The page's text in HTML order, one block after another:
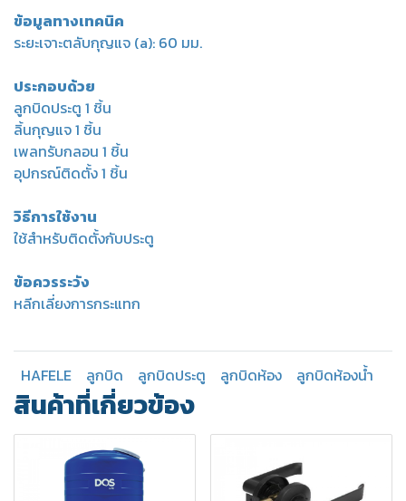
ข้อมูลทางเทคนิค
ระยะเจาะตลับกุญแจ (a): 60 มม.
ประกอบด้วย
ลูกบิดประตู 1 ชิ้น
ลิ้นกุญแจ 1 ชิ้น
เพลทรับกลอน 1 ชิ้น
อุปกรณ์ติดตั้ง 1 ชิ้น
วิธีการใช้งาน
ใช้สำหรับติดตั้งกับประตู
ข้อควรระวัง
หลีกเลี่ยงการกระแทก
HAFELE ลูกบิด ลูกบิดประตู ลูกบิดห้อง ลูกบิดห้องน้ำ
สินค้าที่เกี่ยวข้อง